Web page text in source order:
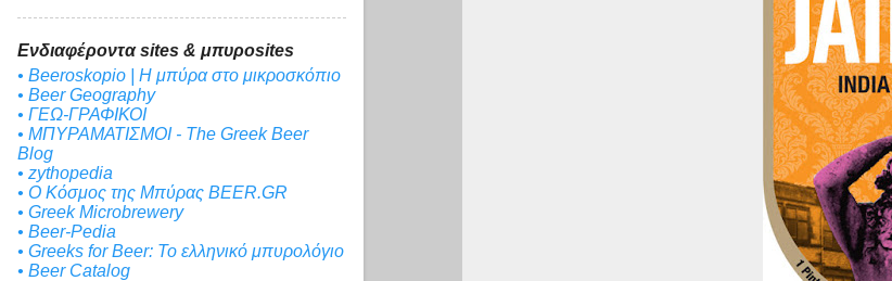
Ενδιαφέροντα sites & μπυροsites
• Beeroskopio | Η μπύρα στο μικροσκόπιο
• Beer Geography
• ΓΕΩ-ΓΡΑΦΙΚΟΙ
• ΜΠΥΡΑΜΑΤΙΣΜΟΙ - The Greek Beer
Blog
• zythopedia
• Ο Κόσμος της Μπύρας BEER.GR
• Greek Microbrewery
• Beer-Pedia
• Greeks for Beer: To ελληνικό μπυρολόγιο
• Beer Catalog